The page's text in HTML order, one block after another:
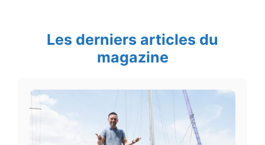
Les derniers articles du
magazine